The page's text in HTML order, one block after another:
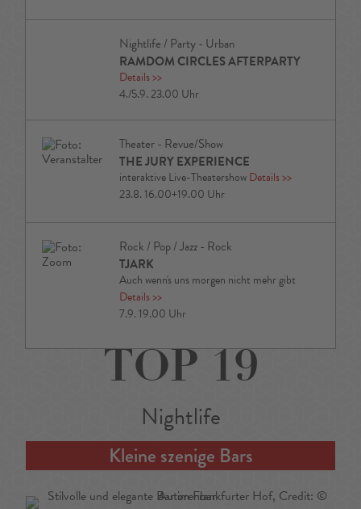
Nightlife / Party - Urban
RAMDOM CIRCLES AFTERPARTY
Details>>
4./5.9. 23.00 Uhr
Theater - Revue/Show
THE JURY EXPERIENCE
interaktive Live-TheatershowDetails>>
23.8. 16.00+19.00 Uhr
Rock / Pop / Jazz - Rock
TJARK
Auch wenn's uns morgen nicht mehr gibt
Details>>
7.9. 19.00 Uhr
TOP 19
Nightlife
Kleine szenige Bars